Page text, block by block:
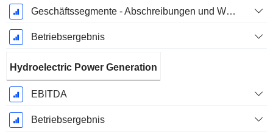
Geschäftssegmente - Abschreibungen und Wertminderungen
Betriebsergebnis
Hydroelectric Power Generation
EBITDA
Betriebsergebnis